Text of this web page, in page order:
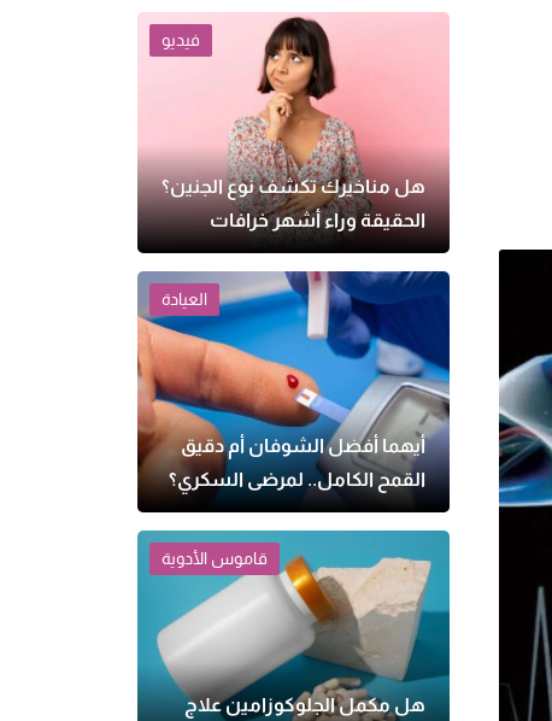
فيديو
هل مناخيرك تكشف نوع الجنين؟
الحقيقة وراء أشهر خرافات
الحمل
العيادة
أيهما أفضل الشوفان أم دقيق
القمح الكامل.. لمرضى السكري؟
قاموس الأدوية
هل مكمل الجلوكوزامين علاج